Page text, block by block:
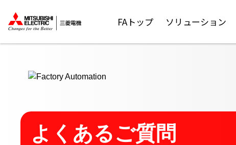
FAトップ ソリューション
よくあるご質問